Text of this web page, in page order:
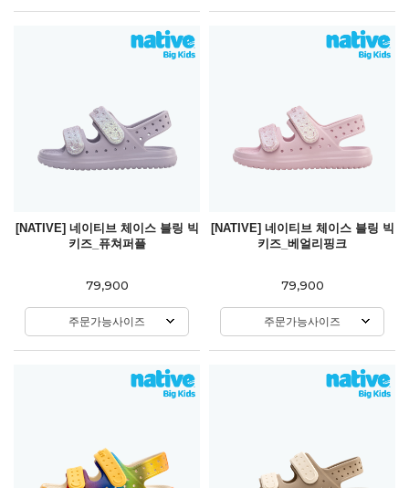
[NATIVE] 네이티브 체이스 블링 빅
키즈_퓨쳐퍼플
79,900
주문가능사이즈
[NATIVE] 네이티브 체이스 블링 빅
키즈_베얼리핑크
79,900
주문가능사이즈